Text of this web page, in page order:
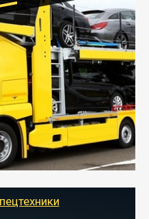
Логистик – это
доставить несколько
поездку в другой
организует доставку
оптимальный маршрут с
пути следования.